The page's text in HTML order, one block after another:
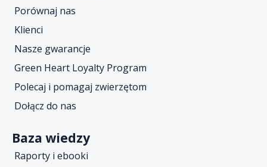
Porównaj nas
Klienci
Nasze gwarancje
Green Heart Loyalty Program
Polecaj i pomagaj zwierzętom
Dołącz do nas
Baza wiedzy
Raporty i ebooki